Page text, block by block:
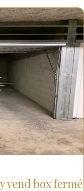
vend box fermé